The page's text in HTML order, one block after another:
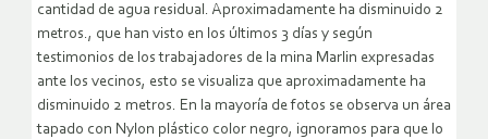
cantidad de agua residual. Aproximadamente ha disminuido 2
metros., que han visto en los últimos 3 días y según
testimonios de los trabajadores de la mina Marlin expresadas
ante los vecinos, esto se visualiza que aproximadamente ha
disminuido 2 metros. En la mayoría de fotos se observa un área
tapado con Nylon plástico color negro, ignoramos para que lo